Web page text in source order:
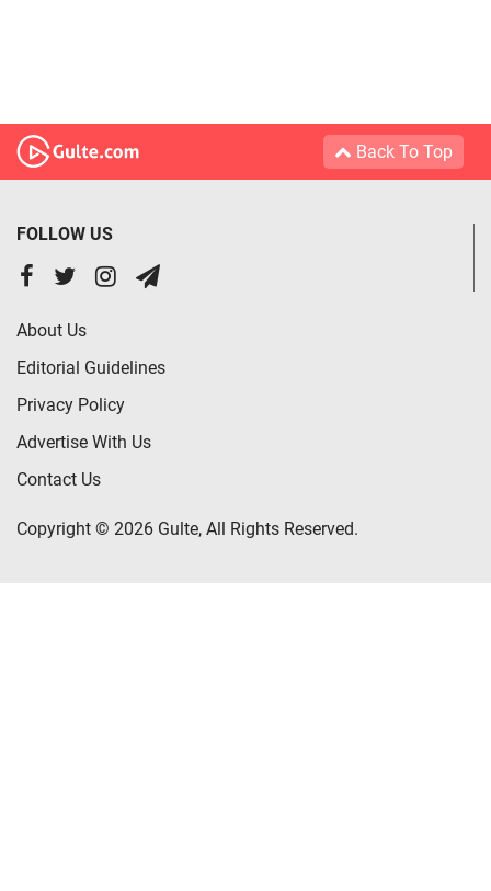
Back To Top
FOLLOW US
About Us
Editorial Guidelines
Privacy Policy
Advertise With Us
Contact Us
Copyright © 2026 Gulte, All Rights Reserved.